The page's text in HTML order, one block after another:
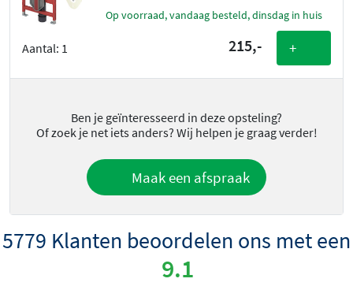
Op voorraad, vandaag besteld, dinsdag in huis
Aantal: 1 215,- +
Ben je geïnteresseerd in deze opsteling?
Of zoek je net iets anders? Wij helpen je graag verder!
Maak een afspraak
5779 Klanten beoordelen ons met een
9.1